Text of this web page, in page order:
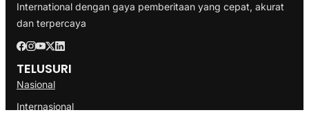
International dengan gaya pemberitaan yang cepat, akurat
dan terpercaya
TELUSURI
Nasional
Internasional